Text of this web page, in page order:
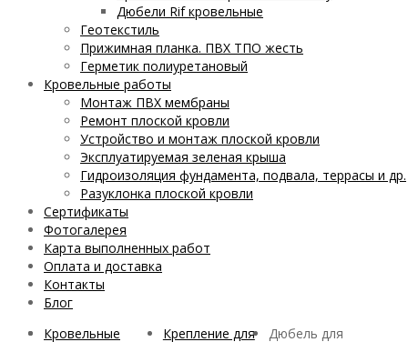
Дюбели Rif кровельные
Геотекстиль
Прижимная планка. ПВХ ТПО жесть
Герметик полиуретановый
Кровельные работы
Монтаж ПВХ мембраны
Ремонт плоской кровли
Устройство и монтаж плоской кровли
Эксплуатируемая зеленая крыша
Гидроизоляция фундамента, подвала, террасы и др.
Разуклонка плоской кровли
Сертификаты
Фотогалерея
Карта выполненных работ
Оплата и доставка
Контакты
Блог
Кровельные
Крепление для
Дюбель для